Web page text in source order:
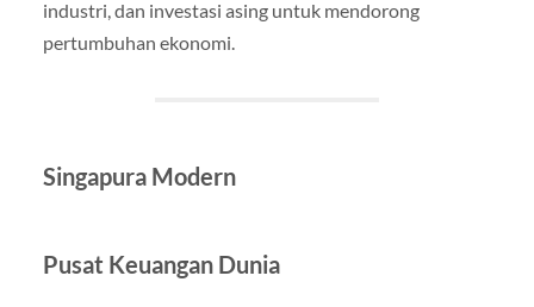
industri, dan investasi asing untuk mendorong
pertumbuhan ekonomi.
Singapura Modern
Pusat Keuangan Dunia